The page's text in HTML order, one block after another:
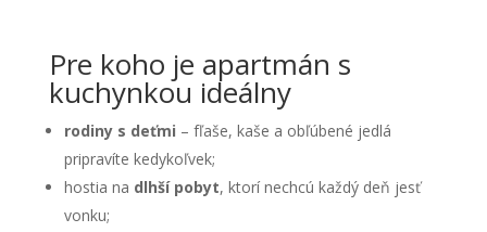
Pre koho je apartmán s
kuchynkou ideálny
rodiny s deťmi – fľaše, kaše a obľúbené jedlá
pripravíte kedykoľvek;
hostia na dlhší pobyt, ktorí nechcú každý deň jesť
vonku;